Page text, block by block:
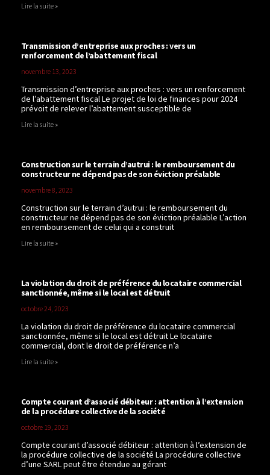
Lire la suite »
Transmission d’entreprise aux proches : vers un
renforcement de l’abattement fiscal
novembre 13, 2023
Transmission d’entreprise aux proches : vers un renforcement
de l’abattement fiscal Le projet de loi de finances pour 2024
prévoit de relever l’abattement susceptible de
Lire la suite »
Construction sur le terrain d’autrui : le remboursement du
constructeur ne dépend pas de son éviction préalable
novembre 8, 2023
Construction sur le terrain d’autrui : le remboursement du
constructeur ne dépend pas de son éviction préalable L’action
en remboursement de celui qui a construit
Lire la suite »
La violation du droit de préférence du locataire commercial
sanctionnée, même si le local est détruit
octobre 24, 2023
La violation du droit de préférence du locataire commercial
sanctionnée, même si le local est détruit Le locataire
commercial, dont le droit de préférence n’a
Lire la suite »
Compte courant d’associé débiteur : attention à l’extension
de la procédure collective de la société
octobre 19, 2023
Compte courant d’associé débiteur : attention à l’extension de
la procédure collective de la société La procédure collective
d’une SARL peut être étendue au gérant